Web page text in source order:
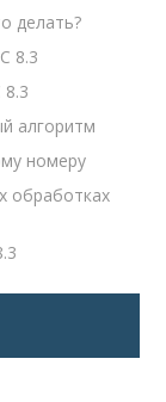
делать?
8.3
алгоритм
номеру
обработках